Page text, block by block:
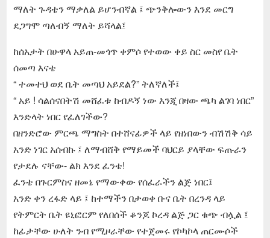
ማለት ጉዳቴን ማቃለል ይሆንብኛል ፤ ጭንቅሎውን እንደ መርግ
ደጋግሞ ጣለብኝ ማለት ይሻላል፤
ከሰአታት በሁዋላ አይጠ-መጎጥ ቀምሶ የተወው ቀይ ስር መስየ ቤት
ሰመጣ እናቴ
“ ተመተህ ወደ ቤት መጣህ አይደል?” ትለኛለች፤
“ አይ ! ሳልሰናበትሽ መሸፈቱ ከብዶኝ ነው እንጂ በዛው ጫካ ልገባ ነበር”
እንድላት ነበር የፈለገችው?
በዘንድሮው ምርጫ ማግስት በተሸናፊዎች ላይ የዘነበውን ብሽሽቅ ሳይ
አንድ ነገር አሰብኩ ፤ ለማብሸቅ የማይመች ባህርይ ያላቸው ፍጡራን
የታደሉ ናቸው- ልክ እንደ ፈንቴ!
ፈንቴ በጉርምስና ዘመኔ የማውቀው የሰፈራችን ልጅ ነበር፤
አንድ ቀን ረፋድ ላይ ፤ ከተማችን በታወቀ ቡና ቤት በረንዳ ላይ
የትምርት ቤት ዩኒፎርም የለበሰች ቆንጆ ኮረዳ ልጅ ጋር ቁጭ ብሏል ፤
ከፊታቸው ሁለት ንብ የሚዞራቸው የተጀመሩ የኮካኮላ ጠርሙሶች